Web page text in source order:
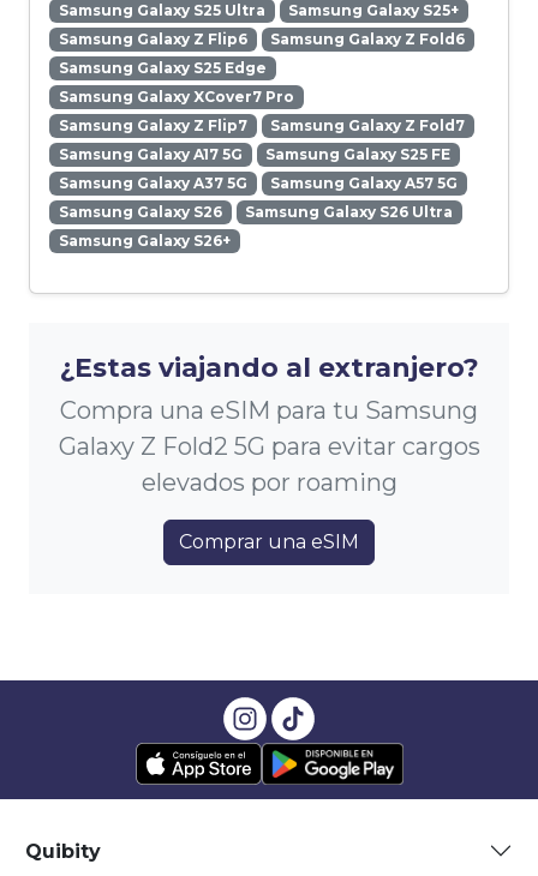
Samsung Galaxy S25 Ultra
Samsung Galaxy S25+
Samsung Galaxy Z Flip6
Samsung Galaxy Z Fold6
Samsung Galaxy S25 Edge
Samsung Galaxy XCover7 Pro
Samsung Galaxy Z Flip7
Samsung Galaxy Z Fold7
Samsung Galaxy A17 5G
Samsung Galaxy S25 FE
Samsung Galaxy A37 5G
Samsung Galaxy A57 5G
Samsung Galaxy S26
Samsung Galaxy S26 Ultra
Samsung Galaxy S26+
¿Estas viajando al extranjero?
Compra una eSIM para tu Samsung
Galaxy Z Fold2 5G para evitar cargos
elevados por roaming
Comprar una eSIM
Quibity